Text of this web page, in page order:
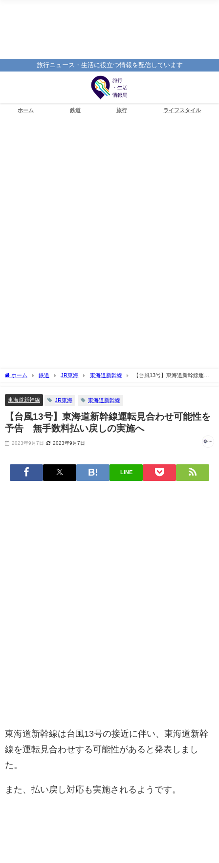
旅行ニュース・生活に役立つ情報を配信しています
ホーム 鉄道 旅行 ライフスタイル
ホーム 鉄道 JR東海 東海道新幹線
【台風13号】東海道新幹線運転
東海道新幹線 JR東海 東海道新幹線
【台風13号】東海道新幹線運転見合わせ可能性を
予告 無手数料払い戻しの実施へ
2023年9月7日 2023年9月7日
LINE
東海道新幹線は台風13号の接近に伴い、東海道新幹
線を運転見合わせする可能性があると発表しまし
た。
また、払い戻し対応も実施されるようです。